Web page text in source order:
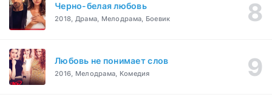
Черно-белая любовь
2018, Драма, Мелодрама, Боевик
Любовь не понимает слов
2016, Мелодрама, Комедия